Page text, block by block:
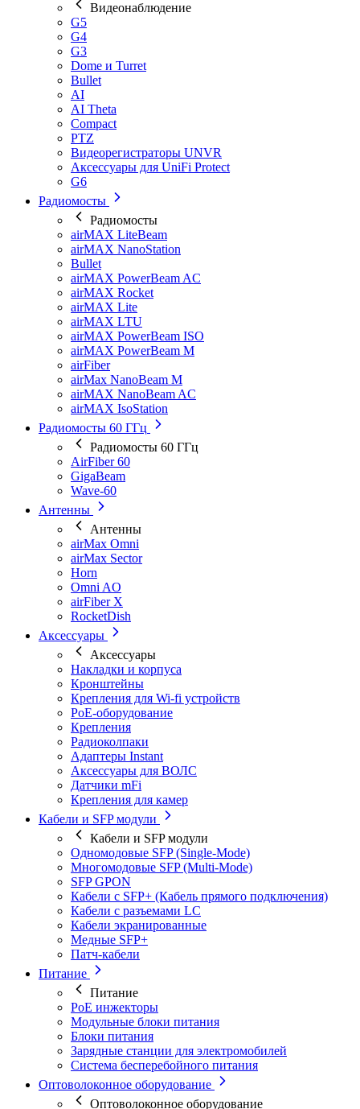
Видеонаблюдение
G5
G4
G3
Dome и Turret
Bullet
AI
AI Theta
Compact
PTZ
Видеорегистраторы UNVR
Аксессуары для UniFi Protect
G6
Радиомосты
Радиомосты
airMAX LiteBeam
airMAX NanoStation
Bullet
airMAX PowerBeam AC
airMAX Rocket
airMAX Lite
airMAX LTU
airMAX PowerBeam ISO
airMAX PowerBeam M
airFiber
airMax NanoBeam M
airMAX NanoBeam AC
airMAX IsoStation
Радиомосты 60 ГГц
Радиомосты 60 ГГц
AirFiber 60
GigaBeam
Wave-60
Антенны
Антенны
airMax Omni
airMax Sector
Horn
Omni AO
airFiber X
RocketDish
Аксессуары
Аксессуары
Накладки и корпуса
Кронштейны
Крепления для Wi-fi устройств
РоЕ-оборудование
Крепления
Радиоколпаки
Адаптеры Instant
Аксессуары для ВОЛС
Датчики mFi
Крепления для камер
Кабели и SFP модули
Кабели и SFP модули
Одномодовые SFP (Single-Mode)
Многомодовые SFP (Multi-Mode)
SFP GPON
Кабели с SFP+ (Кабель прямого подключения)
Кабели с разъемами LC
Кабели экранированные
Медные SFP+
Патч-кабели
Питание
Питание
PoE инжекторы
Модульные блоки питания
Блоки питания
Зарядные станции для электромобилей
Система бесперебойного питания
Оптоволоконное оборудование
Оптоволоконное оборудование